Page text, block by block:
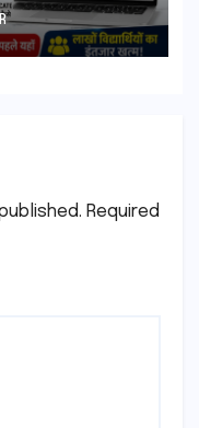
Date,
Required